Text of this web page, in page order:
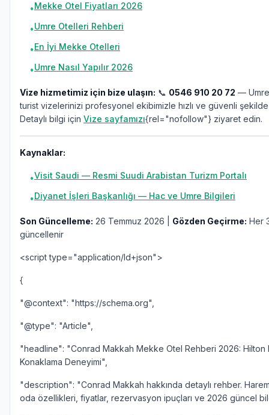
•Mekke Otel Fiyatları 2026
•Umre Otelleri Rehberi
•En İyi Mekke Otelleri
•Umre Nasıl Yapılır 2026
Vize hizmetimiz için bize ulaşın: 📞 0546 910 20 72 —
turist vizelerinizi profesyonel ekibimizle hızlı ve güvenli
Detaylı bilgi için Vize sayfamızı{rel="nofollow"} ziyaret edin.
Kaynaklar:
•Visit Saudi — Resmi Suudi Arabistan Turizm Portalı
•Diyanet İşleri Başkanlığı — Hac ve Umre Bilgileri
Son Güncelleme: 26 Temmuz 2026 | Gözden Geçirme: Her
güncellenir
<script type="application/ld+json">
{
"@context": "https://schema.org",
"@type": "Article",
"headline": "Conrad Makkah Mekke Otel Rehberi 2026: Hilton
Konaklama Deneyimi",
"description": "Conrad Makkah hakkında detaylı rehber.
oda özellikleri, fiyatlar, rezervasyon ipuçları ve 2026 güncel